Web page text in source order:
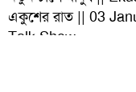
একুশের রাত || 03
Talk Show